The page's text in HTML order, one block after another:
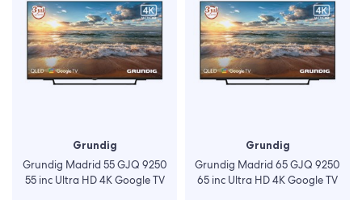
Grundig
Grundig Madrid 55 GJQ 9250
55 inc Ultra HD 4K Google TV
Grundig
Grundig Madrid 65 GJQ 9250
65 inc Ultra HD 4K Google TV